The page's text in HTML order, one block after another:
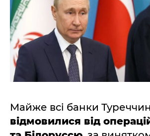
Майже всі банки
відмовилися від